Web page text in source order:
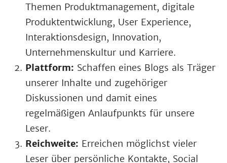
Themen Produktmanagement, digitale
Produktentwicklung, User Experience,
Interaktionsdesign, Innovation,
Unternehmenskultur und Karriere.
Plattform: Schaffen eines Blogs als Träger
unserer Inhalte und zugehöriger
Diskussionen und damit eines
regelmäßigen Anlaufpunkts für unsere
Leser.
Reichweite: Erreichen möglichst vieler
Leser über persönliche Kontakte, Social